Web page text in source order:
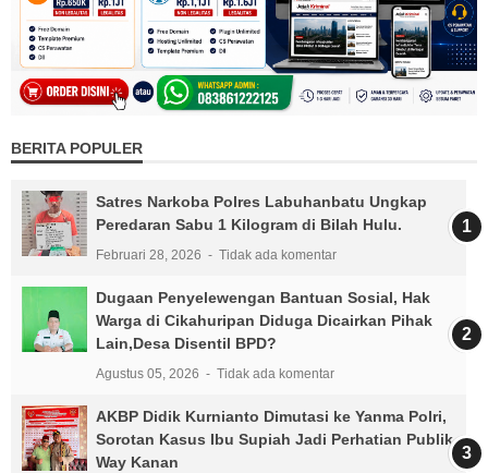
BERITA POPULER
Satres Narkoba Polres Labuhanbatu Ungkap
Peredaran Sabu 1 Kilogram di Bilah Hulu.
Februari 28, 2026 Tidak ada komentar
Dugaan Penyelewengan Bantuan Sosial, Hak
Warga di Cikahuripan Diduga Dicairkan Pihak
Lain,Desa Disentil BPD?
Agustus 05, 2026 Tidak ada komentar
AKBP Didik Kurnianto Dimutasi ke Yanma Polri,
Sorotan Kasus Ibu Supiah Jadi Perhatian Publik
Way Kanan